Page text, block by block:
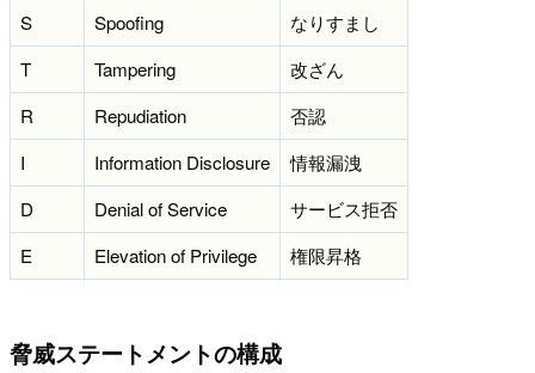
S Spoofing
なりすまし
T
Tampering
改ざん
R
Repudiation
否認
I
Information Disclosure
情報漏洩
D
Denial of Service
サービス拒否
E
Elevation of Privilege 権限昇格
脅威ステートメントの構成